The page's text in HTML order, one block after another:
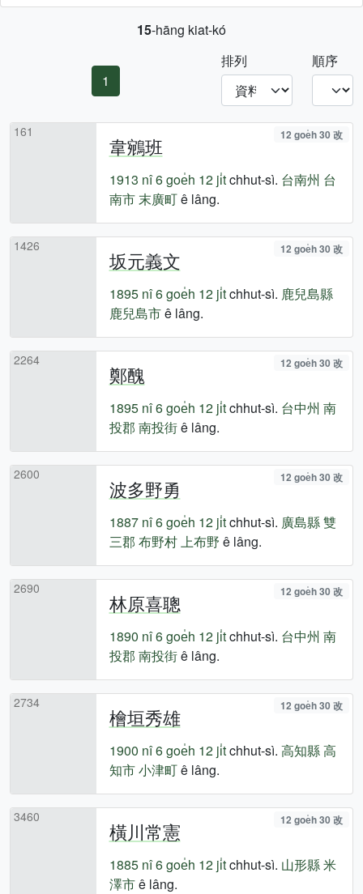
15-hāng kiat-kó
1
排列 順序
161
韋鵷班 12 goe̍h 30 改
1913 nî6 goe̍h 12 ji̍tchhut-sì. 台南州 台
南市末廣町ê lâng.
1426
坂元義文 12 goe̍h 30 改
1895 nî6 goe̍h 12 ji̍tchhut-sì. 鹿兒島縣
鹿兒島市ê lâng.
2264
鄭醜 12 goe̍h 30 改
1895 nî6 goe̍h 12 ji̍tchhut-sì. 台中州 南
投郡 南投街ê lâng.
2600
波多野勇 12 goe̍h 30 改
1887 nî6 goe̍h 12 ji̍tchhut-sì. 廣島縣雙
三郡 布野村上布野 ê lâng.
2690
林原喜聰 12 goe̍h 30 改
1890 nî6 goe̍h 12 ji̍tchhut-sì. 台中州 南
投郡 南投街ê lâng.
2734
檜垣秀雄 12 goe̍h 30 改
1900 nî6 goe̍h 12 ji̍tchhut-sì. 高知縣高
知市小津町ê lâng.
3460
橫川常憲 12 goe̍h 30 改
1885 nî6 goe̍h 12 ji̍tchhut-sì. 山形縣米
澤市ê lâng.